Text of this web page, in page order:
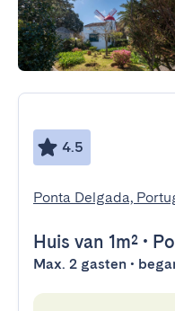
4.5
Ponta Delgada,
Huis van 1m² •
Max. 2 gasten •